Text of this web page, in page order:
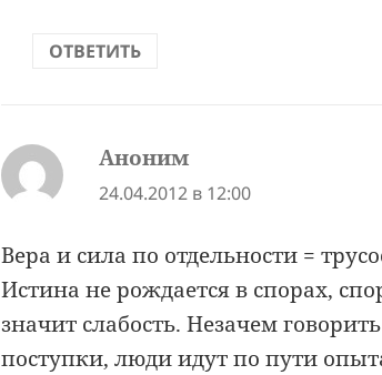
ОТВЕТИТЬ
Аноним
24.04.2012 в 12:00
Вера и сила по отдельности =
Истина не рождается в спорах,
значит слабость. Незачем
поступки, люди идут по пути